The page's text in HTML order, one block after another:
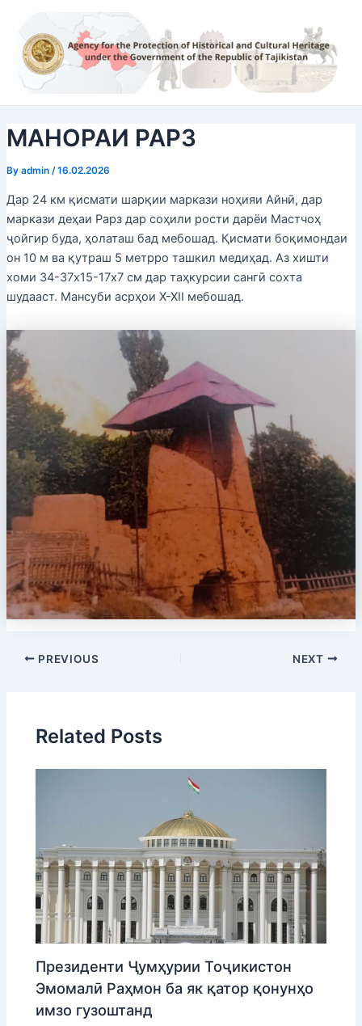
content
МАНОРАИ РАРЗ
By admin /16.02.2026
Дар 24 км қисмати шарқии маркази ноҳияи Айнӣ, дар
маркази деҳаи Рарз дар соҳили рости дарёи Мастчоҳ
ҷойгир буда, ҳолаташ бад мебошад. Қисмати боқимондаи
он 10 м ва қутраш 5 метрро ташкил медиҳад. Аз хишти
хоми 34-37х15-17х7 см дар таҳкурсии сангӣ сохта
шудааст. Мансуби асрҳои X-XII мебошад.
PREVIOUS NEXT
Related Posts
Президенти Ҷумҳурии Тоҷикистон
Эмомалӣ Раҳмон ба як қатор қонунҳо
имзо гузоштанд